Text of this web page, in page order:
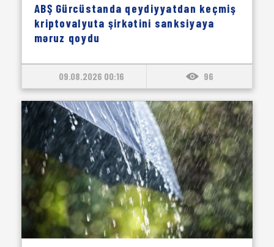
ABŞ Gürcüstanda qeydiyyatdan keçmiş
kriptovalyuta şirkətini sanksiyaya
məruz qoydu
09.08.2026 00:16 96